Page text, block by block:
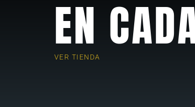
EN
VER TIENDA